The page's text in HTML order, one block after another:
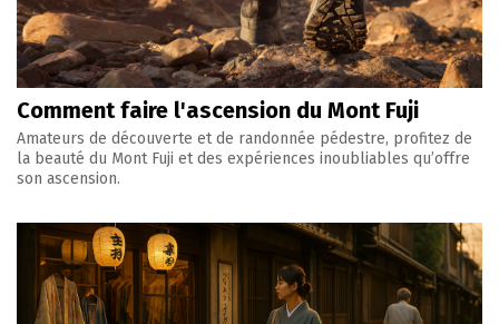
Comment faire l'ascension du Mont Fuji
Amateurs de découverte et de randonnée pédestre, profitez de
la beauté du Mont Fuji et des expériences inoubliables qu’offre
son ascension.